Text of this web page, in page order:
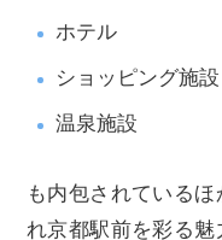
ホテル
ショッピング施設
温泉施設
も内包されている
れ京都駅前を彩る